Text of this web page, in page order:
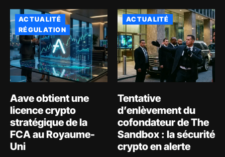
ACTUALITÉ
RÉGULATION
Aave obtient une
licence crypto
stratégique de la
FCA au Royaume-
Uni
ACTUALITÉ
Tentative
d’enlèvement du
cofondateur de The
Sandbox : la sécurité
crypto en alerte